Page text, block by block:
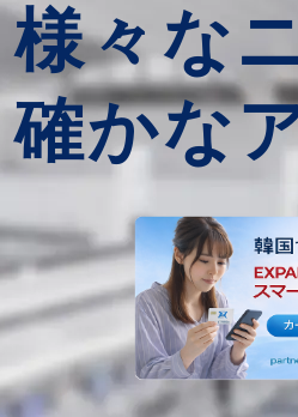
様々な
確かな